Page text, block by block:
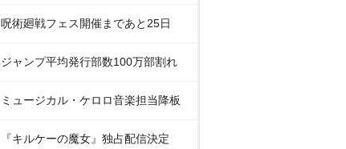
呪術廻戦フェス開催まであと25日
ジャンプ平均発行部数100万部割れ
ミュージカル・ケロロ音楽担当降板
『キルケーの魔女』独占配信決定